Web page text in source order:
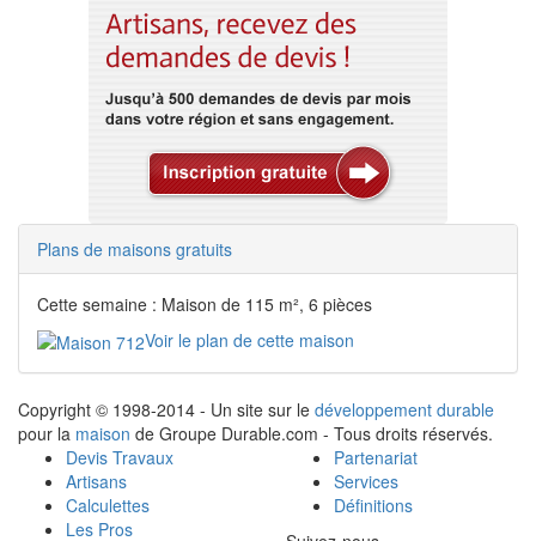
Plans de maisons gratuits
Cette semaine : Maison de 115 m², 6 pièces
Voir le plan de cette maison
Copyright © 1998-2014 - Un site sur le développement durable
pour la maison de Groupe Durable.com - Tous droits réservés.
Devis Travaux
Artisans
Calculettes
Les Pros
Partenariat
Services
Définitions